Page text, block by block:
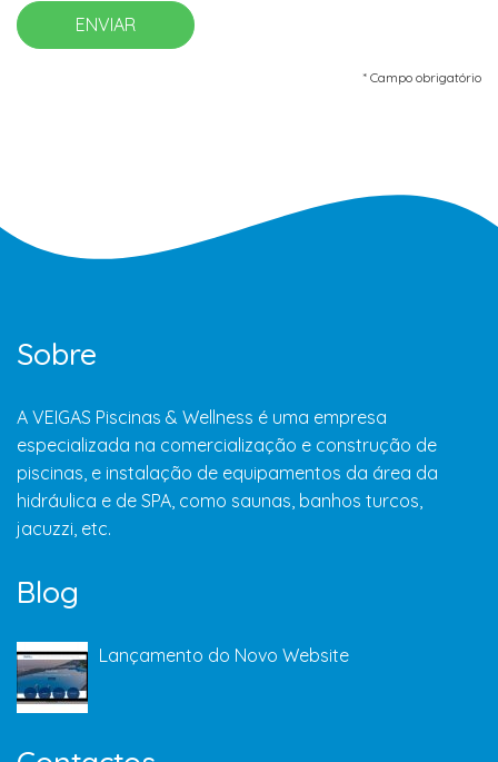
ENVIAR
* Campo obrigatório
Sobre
A VEIGAS Piscinas & Wellness é uma empresa
especializada na comercialização e construção de
piscinas, e instalação de equipamentos da área da
hidráulica e de SPA, como saunas, banhos turcos,
jacuzzi, etc.
Blog
Lançamento do Novo Website